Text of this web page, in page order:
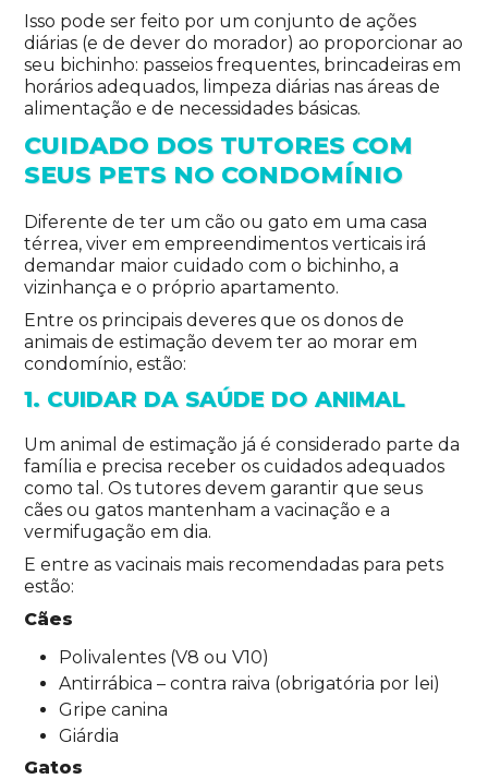
Isso pode ser feito por um conjunto de ações
diárias (e de dever do morador) ao proporcionar ao
seu bichinho: passeios frequentes, brincadeiras em
horários adequados, limpeza diárias nas áreas de
alimentação e de necessidades básicas.
CUIDADO DOS TUTORES COM
SEUS PETS NO CONDOMÍNIO
Diferente de ter um cão ou gato em uma casa
térrea, viver em empreendimentos verticais irá
demandar maior cuidado com o bichinho, a
vizinhança e o próprio apartamento.
Entre os principais deveres que os donos de
animais de estimação devem ter ao morar em
condomínio, estão:
1. CUIDAR DA SAÚDE DO ANIMAL
Um animal de estimação já é considerado parte da
família e precisa receber os cuidados adequados
como tal. Os tutores devem garantir que seus
cães ou gatos mantenham a vacinação e a
vermifugação em dia.
E entre as vacinais mais recomendadas para pets
estão:
Cães
Polivalentes (V8 ou V10)
Antirrábica – contra raiva (obrigatória por lei)
Gripe canina
Giárdia
Gatos